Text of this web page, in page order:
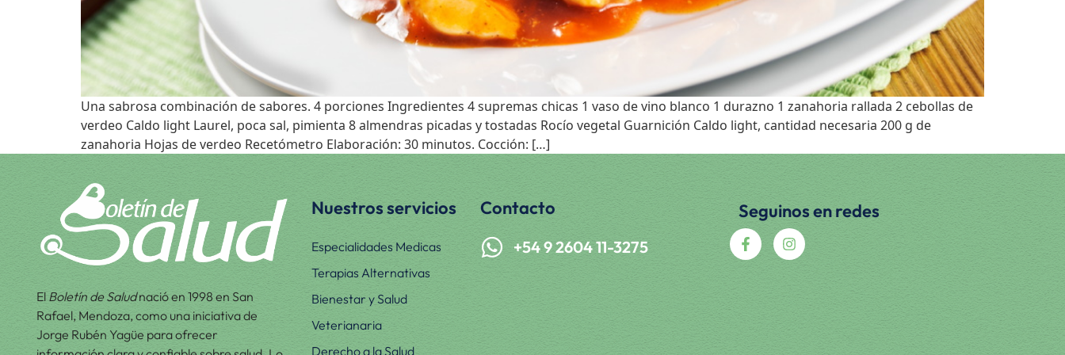
Una sabrosa combinación de sabores. 4 porciones Ingredientes 4 supremas chicas 1 vaso de vino blanco 1 durazno 1 zanahoria rallada 2 cebollas de
verdeo Caldo light Laurel, poca sal, pimienta 8 almendras picadas y tostadas Rocío vegetal Guarnición Caldo light, cantidad necesaria 200 g de
zanahoria Hojas de verdeo Recetómetro Elaboración: 30 minutos. Cocción: […]
El Boletín de Saludnació en 1998 en San
Rafael, Mendoza, como una iniciativa de
Jorge Rubén Yagüe para ofrecer
Nuestros servicios
Especialidades Medicas
Terapias Alternativas
Bienestar y Salud
Veterianaria
Derecho a la Salud
Contacto
+54 9 2604 11-3275
Seguinos en redes